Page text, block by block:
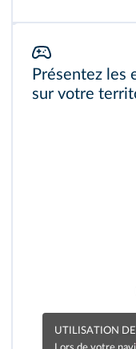
Présentez les
sur votre
UTILISATION